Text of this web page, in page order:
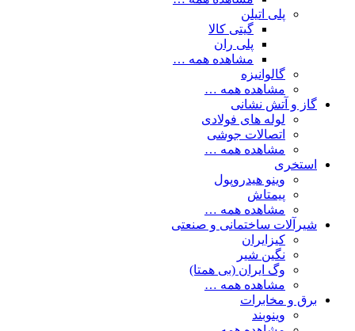
پلی اتیلن
گیتی کالا
پلی ران
مشاهده همه …
گالوانیزه
مشاهده همه …
گاز و آتش نشانی
لوله های فولادی
اتصالات جوشی
مشاهده همه …
استخری
وینو هیدروپول
پیمتاش
مشاهده همه …
شیرآلات ساختمانی و صنعتی
کیزایران
نگین شیر
وگ ایران (بی همتا)
مشاهده همه …
برق و مخابرات
وینوبند